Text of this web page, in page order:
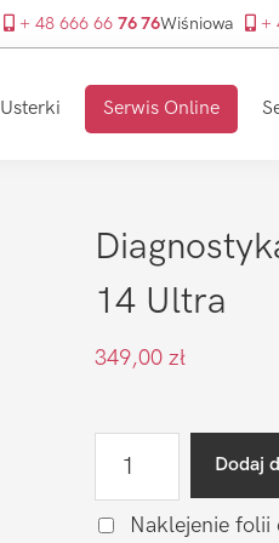
+ 48 666 66 76 76Wiśniowa +
Usterki Serwis Online
14 Ultra
349,00 zł
po
Dodaj
Naklejenie folii